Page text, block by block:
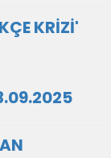
KRİZİ'